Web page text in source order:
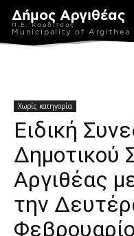
Δήμος Αργιθέας
Π.Ε. Καρδίτσας
Municipality of Argithea
Χωρίς κατηγορία
Ειδική
Δημοτικού
Αργιθέας
την